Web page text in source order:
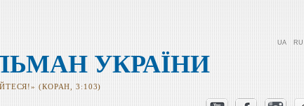
УКРАЇНИ
(КОРАН, 3:103)
UA RU